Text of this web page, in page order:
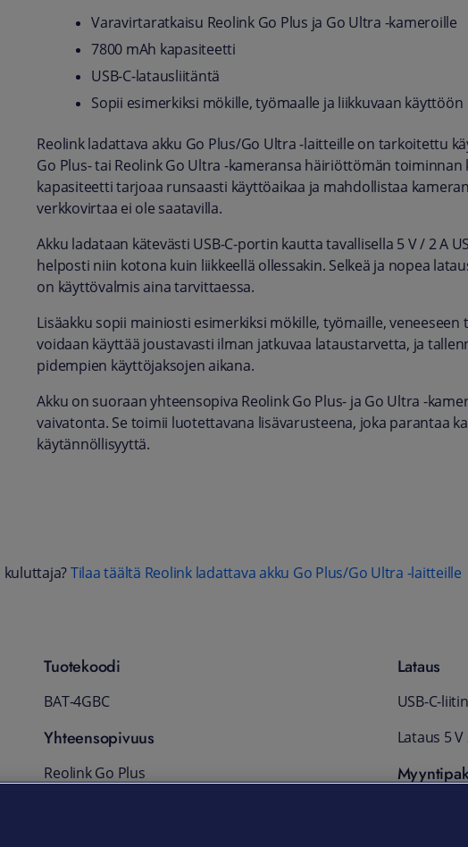
Varavirtaratkaisu Reolink Go Plus ja Go Ultra -kameroille
7800 mAh kapasiteetti
USB-C-latausliitäntä
Sopii esimerkiksi mökille, työmaalle ja liikkuvaan käyttöön
Reolink ladattava akku Go Plus/Go Ultra -laitteille on tarkoitettu
Go Plus- tai Reolink Go Ultra -kameransa häiriöttömän toiminnan
kapasiteetti tarjoaa runsaasti käyttöaikaa ja mahdollistaa
verkkovirtaa ei ole saatavilla.
Akku ladataan kätevästi USB-C-portin kautta tavallisella 5 V / 2 A
helposti niin kotona kuin liikkeellä ollessakin. Selkeä ja nopea
on käyttövalmis aina tarvittaessa.
Lisäakku sopii mainiosti esimerkiksi mökille, työmaille,
voidaan käyttää joustavasti ilman jatkuvaa lataustarvetta, ja
pidempien käyttöjaksojen aikana.
Akku on suoraan yhteensopiva Reolink Go Plus- ja Go Ultra -
vaivatonta. Se toimii luotettavana lisävarusteena, joka parantaa
käytännöllisyyttä.
kuluttaja?Tilaa täältä Reolink ladattava akku Go Plus/Go Ultra -laitteille
Tuotekoodi
BAT-4GBC
Yhteensopivuus
Reolink Go Plus
Lataus
USB-C-liitin
Lataus 5 V